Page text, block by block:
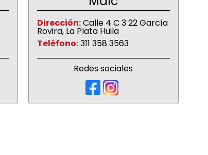
Dirección:Calle 4 C 3 22 García
Rovira, La Plata Huila
Teléfono:311 358 3563
Redes sociales